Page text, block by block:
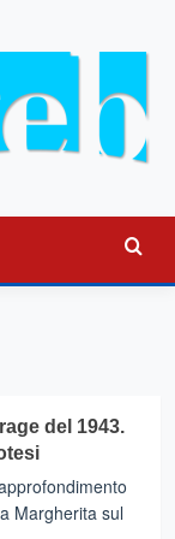
del 1943.
Margherita sul